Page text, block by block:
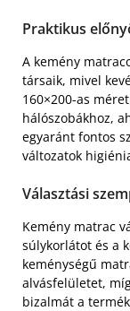
Praktikus
A kemény
társaik, mivel
160×200-as
hálószobákhoz,
egyaránt fontos
változatok
Választási
Kemény matrac
súlykorlátot és a
keménységű
alvásfelületet,
bizalmát a